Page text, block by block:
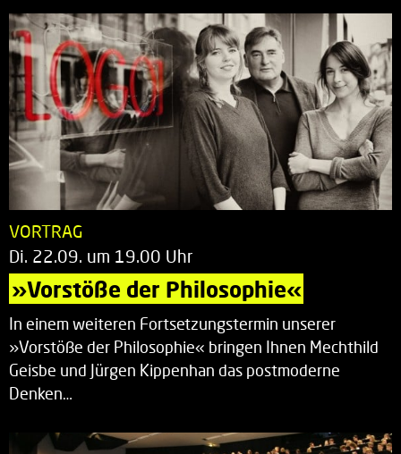
VORTRAG
Di. 22.09. um 19.00 Uhr
»Vorstöße der Philosophie«
In einem weiteren Fortsetzungstermin unserer
»Vorstöße der Philosophie« bringen Ihnen Mechthild
Geisbe und Jürgen Kippenhan das postmoderne
Denken…